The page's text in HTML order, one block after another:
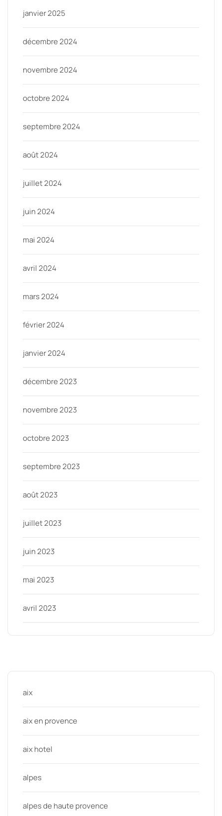
janvier 2025
décembre 2024
novembre 2024
octobre 2024
septembre 2024
août 2024
juillet 2024
juin 2024
mai 2024
avril 2024
mars 2024
février 2024
janvier 2024
décembre 2023
novembre 2023
octobre 2023
septembre 2023
août 2023
juillet 2023
juin 2023
mai 2023
avril 2023
aix
aix en provence
aix hotel
alpes
alpes de haute provence